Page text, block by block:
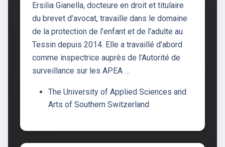
Ersilia Gianella, docteure en droit et titulaire
du brevet d’avocat, travaille dans le domaine
de la protection de l’enfant et de l’adulte au
Tessin depuis 2014. Elle a travaillé d’abord
comme inspectrice auprès de l’Autorité de
surveillance sur les APEA …
The University of Applied Sciences and
Arts of Southern Switzerland